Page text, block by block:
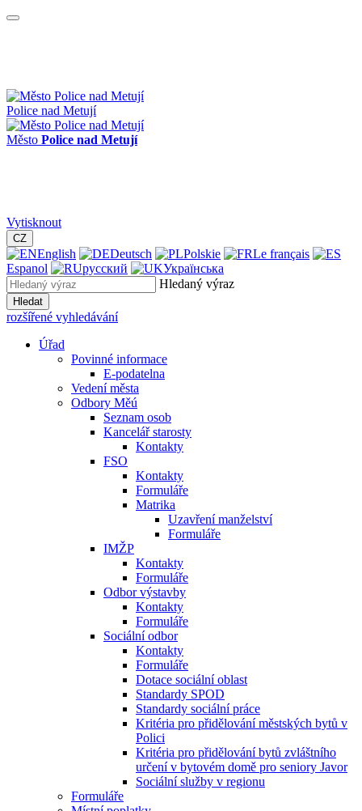
Police nad Metují
Město Police nad Metují
Vytisknout
CZ
English Deutsch Polskie
Le français
Espanol
русский
Українська
Hledaný výraz
Hledat
rozšířené vyhledávání
Úřad
Povinné informace
E-podatelna
Vedení města
Odbory Měú
Seznam osob
Kancelář starosty
Kontakty
FSO
Kontakty
Formuláře
Matrika
Uzavření manželství
Formuláře
IMŽP
Kontakty
Formuláře
Odbor výstavby
Kontakty
Formuláře
Sociální odbor
Kontakty
Formuláře
Dotace sociální oblast
Standardy SPOD
Standardy sociální práce
Kritéria pro přidělování městských bytů v
Polici
Kritéria pro přidělování bytů zvláštního
určení v bytovém domě pro seniory Javor
Sociální služby v regionu
Formuláře